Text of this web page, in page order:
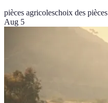
pièces agricoleschoix des pièces
Aug 5